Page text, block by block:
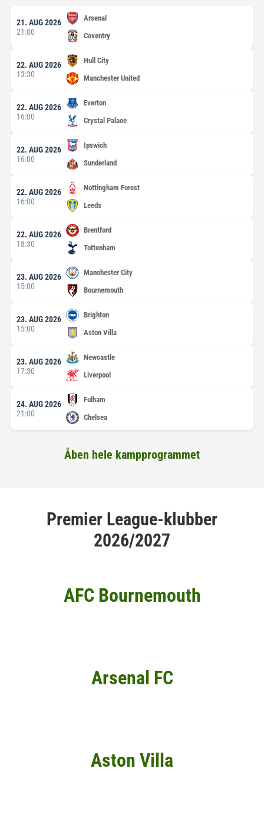
21. AUG 2026
21:00
Arsenal
Coventry
22. AUG 2026
13:30
Hull City
Manchester United
22. AUG 2026
16:00
Everton
Crystal Palace
22. AUG 2026
16:00
Ipswich
Sunderland
22. AUG 2026
16:00
Nottingham Forest
Leeds
22. AUG 2026
18:30
Brentford
Tottenham
23. AUG 2026
15:00
Manchester City
Bournemouth
23. AUG 2026
15:00
Brighton
Aston Villa
23. AUG 2026
17:30
Newcastle
Liverpool
24. AUG 2026
21:00
Fulham
Chelsea
Åben hele kampprogrammet
Premier League-klubber
2026/2027
AFC Bournemouth
Arsenal FC
Aston Villa